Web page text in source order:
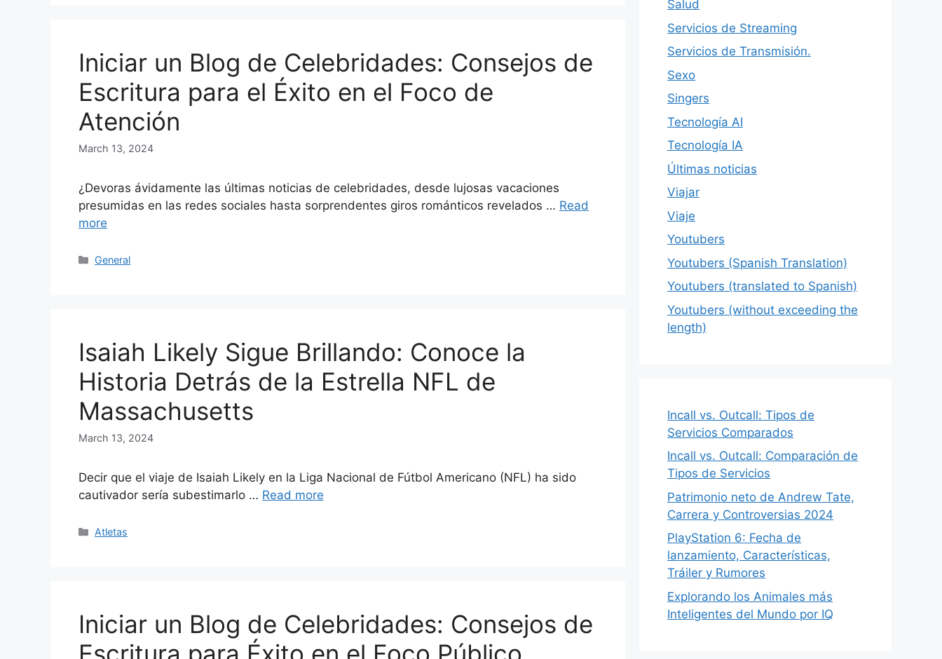
Iniciar un Blog de Celebridades: Consejos de
Escritura para el Éxito en el Foco de
Atención
March 13, 2024
¿Devoras ávidamente las últimas noticias de celebridades, desde lujosas vacaciones
presumidas en las redes sociales hasta sorprendentes giros románticos revelados … Read
more
Categories
General
Isaiah Likely Sigue Brillando: Conoce la
Historia Detrás de la Estrella NFL de
Massachusetts
March 13, 2024
Decir que el viaje de Isaiah Likely en la Liga Nacional de Fútbol Americano (NFL) ha sido
cautivador sería subestimarlo … Read more
Categories
Atletas
Iniciar un Blog de Celebridades: Consejos de
Salud
Servicios de Streaming
Servicios de Transmisión.
Sexo
Singers
Tecnología AI
Tecnología IA
Últimas noticias
Viajar
Viaje
Youtubers
Youtubers (Spanish Translation)
Youtubers (translated to Spanish)
Youtubers (without exceeding the
length)
Incall vs. Outcall: Tipos de
Servicios Comparados
Incall vs. Outcall: Comparación de
Tipos de Servicios
Patrimonio neto de Andrew Tate,
Carrera y Controversias 2024
PlayStation 6: Fecha de
lanzamiento, Características,
Tráiler y Rumores
Explorando los Animales más
Inteligentes del Mundo por IQ